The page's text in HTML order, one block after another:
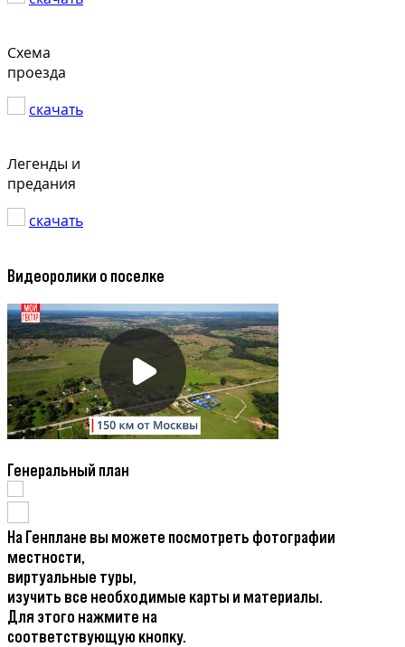
Схема
проезда
скачать
Легенды и
предания
скачать
Видеоролики о поселке
Генеральный план
На Генплане вы можете посмотреть фотографии
местности,
виртуальные туры,
изучить все необходимые карты и материалы.
Для этого нажмите на
соответствующую кнопку.